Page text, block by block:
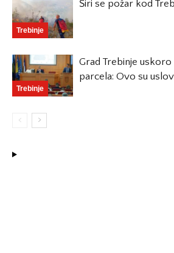
Trebinje
Širi se požar kod
Trebinje
Grad Trebinje
parcela: Ovo su